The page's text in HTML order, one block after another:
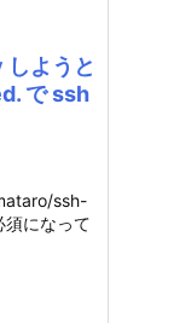
ようと
で ssh
ssh-
になって